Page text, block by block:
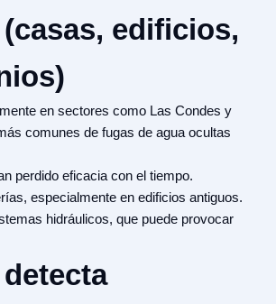
edificios,
en sectores como Las Condes y
comunes de fugas de agua ocultas
perdido eficacia con el tiempo.
especialmente en edificios antiguos.
hidráulicos, que puede provocar